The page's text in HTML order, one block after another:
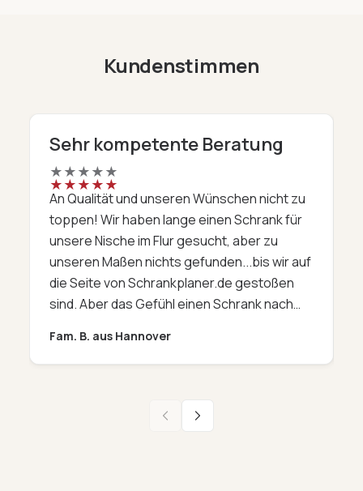
Kundenstimmen
Sehr kompetente Beratung
★
★
★
★
★
★
★
★
★
★
An Qualität und unseren Wünschen nicht zu
toppen! Wir haben lange einen Schrank für
unsere Nische im Flur gesucht, aber zu
unseren Maßen nichts gefunden...bis wir auf
die Seite von Schrankplaner.de gestoßen
sind. Aber das Gefühl einen Schrank nach
bestellen, hat uns schon ein mulmiges
Gefühl gegeben. Aber mit etwas Mut und
Telefon (oh Gott, die Kollegen waren immer
Fam. B. aus Hannover